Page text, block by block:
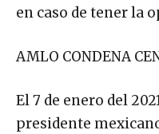
en caso de tener la
AMLO CONDENA
El 7 de enero del
presidente